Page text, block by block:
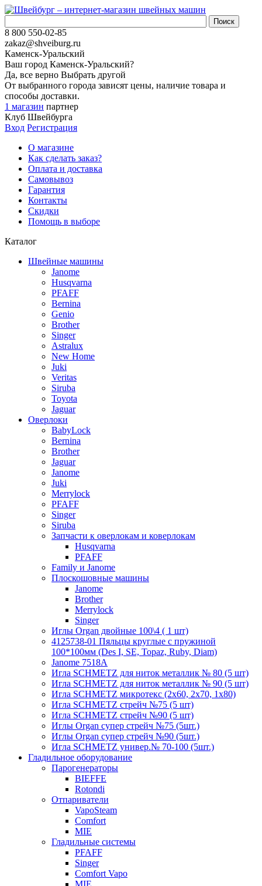
8 800 550-02-85
zakaz@shveiburg.ru
Каменск-Уральский
Ваш город Каменск-Уральский?
Да, все верно Выбрать другой
От выбранного города зависят цены, наличие товара и
способы доставки.
1 магазин партнер
Клуб Швейбурга
Вход Регистрация
О магазине
Как сделать заказ?
Оплата и доставка
Самовывоз
Гарантия
Контакты
Скидки
Помощь в выборе
Каталог
Швейные машины
Janome
Husqvarna
PFAFF
Bernina
Genio
Brother
Singer
Astralux
New Home
Juki
Veritas
Siruba
Toyota
Jaguar
Оверлоки
BabyLock
Bernina
Brother
Jaguar
Janome
Juki
Merrylock
PFAFF
Singer
Siruba
Запчасти к оверлокам и коверлокам
Husqvarna
PFAFF
Family и Janome
Плоскошовные машины
Janome
Brother
Merrylock
Singer
Иглы Organ двойные 100\4 ( 1 шт)
4125738-01 Пяльцы круглые с пружиной
100*100мм (Des I, SE, Topaz, Ruby, Diam)
Janome 7518A
Игла SCHMETZ для ниток металлик № 80 (5 шт)
Игла SCHMETZ для ниток металлик № 90 (5 шт)
Игла SCHMETZ микротекс (2х60, 2х70, 1х80)
Игла SCHMETZ стрейч №75 (5 шт)
Игла SCHMETZ стрейч №90 (5 шт)
Иглы Organ супер стрейч №75 (5шт.)
Иглы Organ супер стрейч №90 (5шт.)
Игла SCHMETZ универ.№ 70-100 (5шт.)
Гладильное оборудование
Парогенераторы
BIEFFE
Rotondi
Отпариватели
VapoSteam
Comfort
MIE
Гладильные системы
PFAFF
Singer
Comfort Vapo
MIE